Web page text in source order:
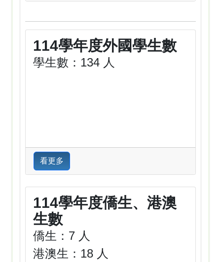
114學年度外國學生數
學生數：134 人
看更多
114學年度僑生、港澳
生數
僑生：7 人
港澳生：18 人